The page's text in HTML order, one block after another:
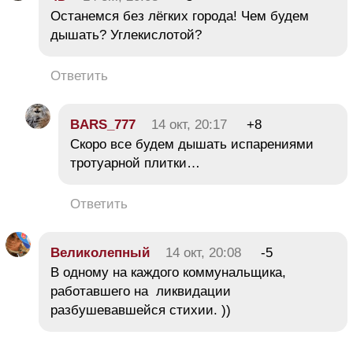
Останемся без лёгких города! Чем будем
дышать? Углекислотой?
Ответить
BARS_777 14 окт, 20:17
+8
Скоро все будем дышать испарениями
тротуарной плитки…
Ответить
Великолепный 14 окт, 20:08
-5
В одному на каждого коммунальщика,
работавшего на ликвидации
разбушевавшейся стихии. ))